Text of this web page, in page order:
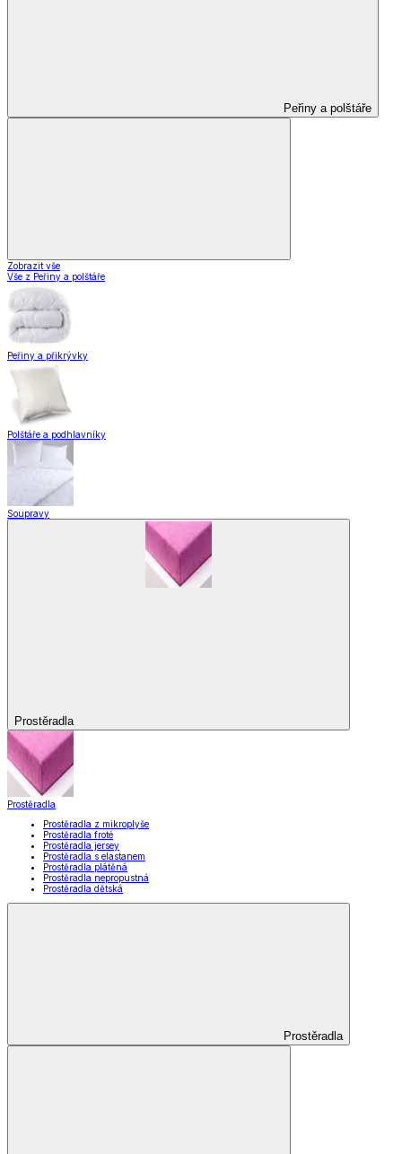
Peřiny a polštáře
Zobrazit vše
Vše z Peřiny a polštáře
Peřiny a přikrývky
Polštáře a podhlavníky
Soupravy
Prostěradla
Prostěradla
Prostěradla z mikroplyše
Prostěradla froté
Prostěradla jersey
Prostěradla s elastanem
Prostěradla plátěná
Prostěradla nepropustná
Prostěradla dětská
Prostěradla